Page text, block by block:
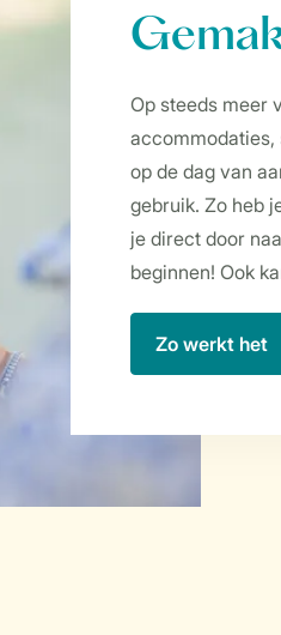
Op steeds meer
accommodaties,
op de dag van
gebruik. Zo heb
je direct door
beginnen! Ook
Zo werkt het